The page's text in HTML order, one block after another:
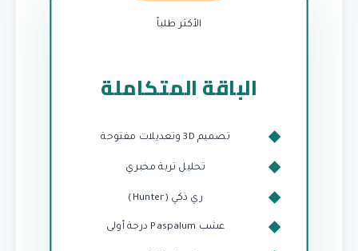
الأكثر طلباً
الباقة المتكاملة
تصميم 3D وتعديلات مفتوحة
تحليل تربة مخبري
ري ذكي (Hunter)
عشب Paspalum درجة أولى